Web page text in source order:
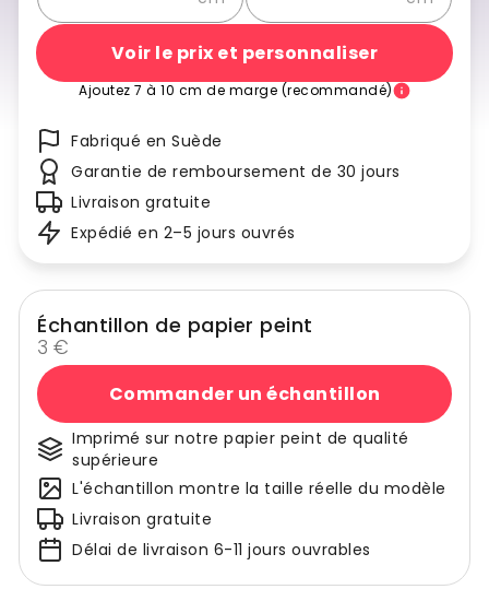
Voir le prix et personnaliser
Ajoutez 7 à 10 cm de marge (recommandé)
Fabriqué en Suède
Garantie de remboursement de 30 jours
Livraison gratuite
Expédié en 2–5 jours ouvrés
Échantillon de papier peint
3 €
Commander un échantillon
Imprimé sur notre papier peint de qualité
supérieure
L'échantillon montre la taille réelle du modèle
Livraison gratuite
Délai de livraison 6-11 jours ouvrables